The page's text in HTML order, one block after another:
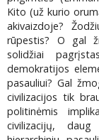
Kito (už kurio
akivaizdoje?
rūpestis? O gal
solidžiai
demokratijos
pasauliui? Gal
civilizacijos tik
politinėmis
civilizacijų,